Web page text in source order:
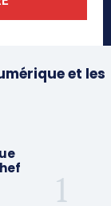
et les